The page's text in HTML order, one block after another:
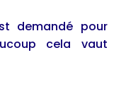
demandé pour
cela vaut